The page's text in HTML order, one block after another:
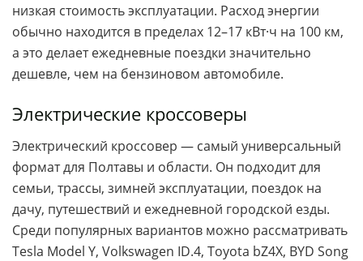
низкая стоимость эксплуатации. Расход энергии
обычно находится в пределах 12–17 кВт·ч на 100 км,
а это делает ежедневные поездки значительно
дешевле, чем на бензиновом автомобиле.
Электрические кроссоверы
Электрический кроссовер — самый универсальный
формат для Полтавы и области. Он подходит для
семьи, трассы, зимней эксплуатации, поездок на
дачу, путешествий и ежедневной городской езды.
Среди популярных вариантов можно рассматривать
Tesla Model Y, Volkswagen ID.4, Toyota bZ4X, BYD Song